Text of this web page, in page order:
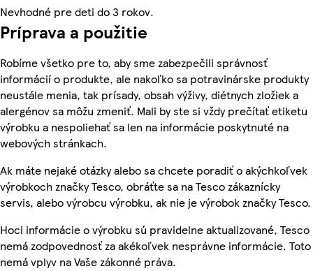
Nevhodné pre deti do 3 rokov.
Príprava a použitie
Robíme všetko pre to, aby sme zabezpečili správnosť
informácií o produkte, ale nakoľko sa potravinárske produkty
neustále menia, tak prísady, obsah výživy, diétnych zložiek a
alergénov sa môžu zmeniť. Mali by ste si vždy prečítať etiketu
výrobku a nespoliehať sa len na informácie poskytnuté na
webových stránkach.
Ak máte nejaké otázky alebo sa chcete poradiť o akýchkoľvek
výrobkoch značky Tesco, obráťte sa na Tesco zákaznícky
servis, alebo výrobcu výrobku, ak nie je výrobok značky Tesco.
Hoci informácie o výrobku sú pravidelne aktualizované, Tesco
nemá zodpovednosť za akékoľvek nesprávne informácie. Toto
nemá vplyv na Vaše zákonné práva.